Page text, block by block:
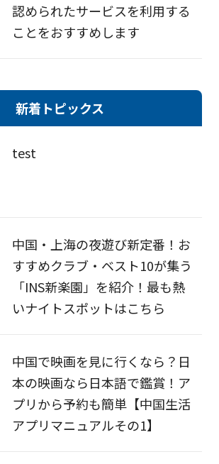
認められたサービスを利用する
ことをおすすめします
新着トピックス
test
中国・上海の夜遊び新定番！お
すすめクラブ・ベスト10が集う
「INS新楽園」を紹介！最も熱
いナイトスポットはこちら
中国で映画を見に行くなら？日
本の映画なら日本語で鑑賞！ア
プリから予約も簡単【中国生活
アプリマニュアルその1】